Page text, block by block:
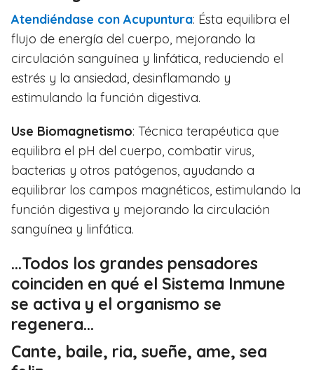
Atendiéndase con Acupuntura: Ésta equilibra el
flujo de energía del cuerpo, mejorando la
circulación sanguínea y linfática, reduciendo el
estrés y la ansiedad, desinflamando y
estimulando la función digestiva.
Use Biomagnetismo: Técnica terapéutica que
equilibra el pH del cuerpo, combatir virus,
bacterias y otros patógenos, ayudando a
equilibrar los campos magnéticos, estimulando la
función digestiva y mejorando la circulación
sanguínea y linfática.
...Todos los grandes pensadores
coinciden en qué el Sistema Inmune
se activa y el organismo se
regenera...
Cante, baile, ria, sueñe, ame, sea